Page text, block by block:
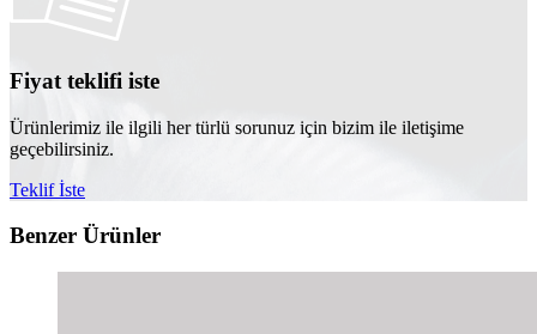
Fiyat teklifi iste
Ürünlerimiz ile ilgili her türlü sorunuz için bizim ile iletişime
geçebilirsiniz.
Teklif İste
Benzer Ürünler